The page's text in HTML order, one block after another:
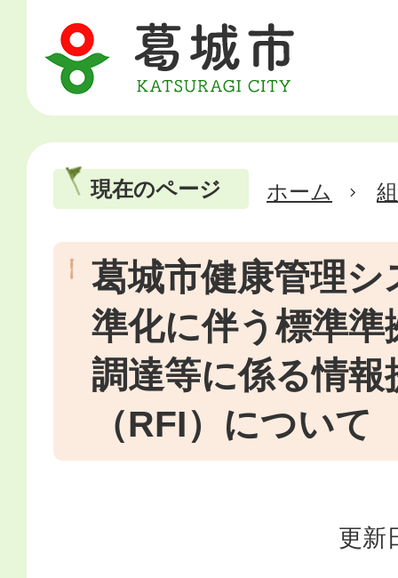
現在のページ ホーム
葛城市健康管理シ
準化に伴う標準
調達等に係る情報
（RFI）について
更新